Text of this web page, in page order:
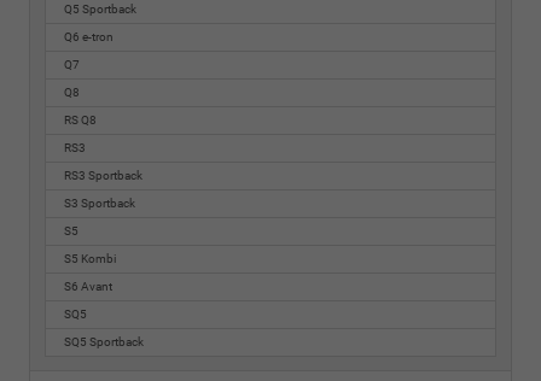
Q5 Sportback
Q6 e-tron
Q7
Q8
RS Q8
RS3
RS3 Sportback
S3 Sportback
S5
S5 Kombi
S6 Avant
SQ5
SQ5 Sportback